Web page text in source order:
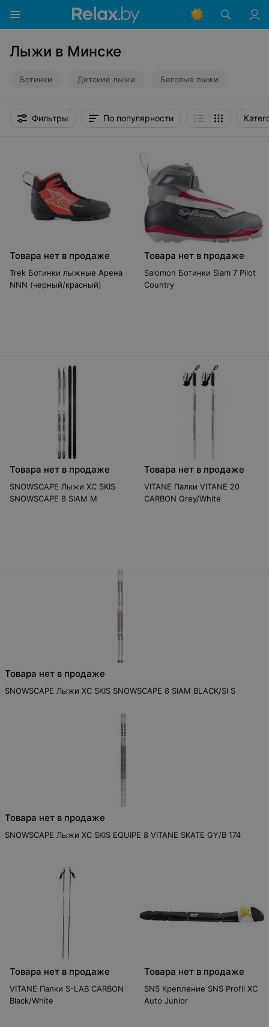
Лыжи в Минске
Ботинки Детские лыжи Беговые лыжи
Фильтры По популярности
Товара нет в продаже
Trek Ботинки лыжные Арена
NNN (черный/красный)
Товара нет в продаже
Salomon Ботинки Siam 7 Pilot
Country
Товара нет в продаже
SNOWSCAPE Лыжи XC SKIS
SNOWSCAPE 8 SIAM M
Товара нет в продаже
VITANE Палки VITANE 20
CARBON Grey/White
Товара нет в продаже
SNOWSCAPE Лыжи XC SKIS SNOWSCAPE 8 SIAM BLACK/SI S
Товара нет в продаже
SNOWSCAPE Лыжи XC SKIS EQUIPE 8 VITANE SKATE GY/B 174
Товара нет в продаже
VITANE Палки S-LAB CARBON
Black/White
Товара нет в продаже
SNS Крепление SNS Profil XC
Auto Junior